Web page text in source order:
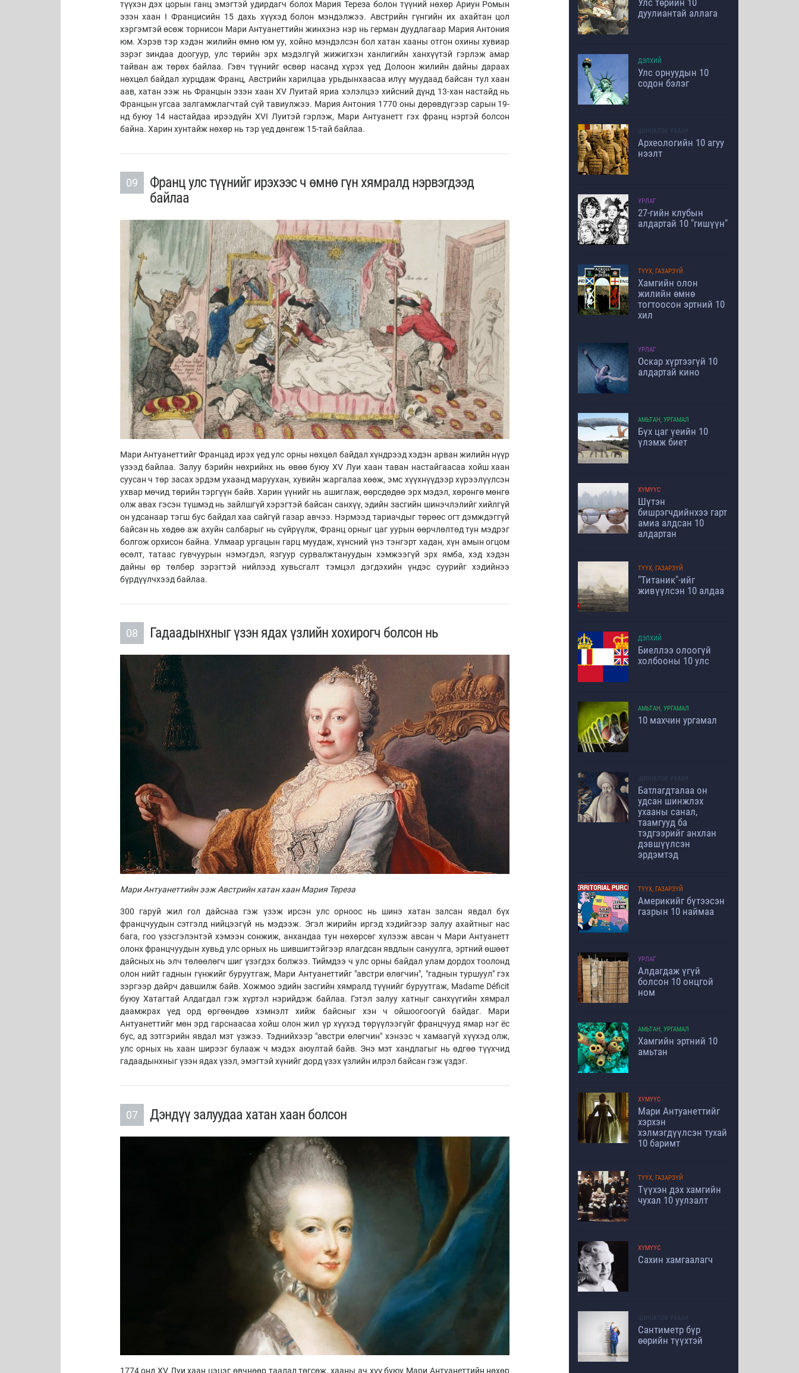
түүхэн дэх цорын ганц эмэгтэй удирдагч болох Мария Тереза болон түүний нөхөр Ариун Ромын
эзэн хаан I Францисийн 15 дахь хүүхэд болон мэндэлжээ. Австрийн гүнгийн их ахайтан цол
хэргэмтэй өсөж торнисон Мари Антуанеттийн жинхэнэ нэр нь герман дуудлагаар Мария Антония
юм. Хэрэв тэр хэдэн жилийн өмнө юм уу, хойно мэндэлсэн бол хатан хааны отгон охины хувиар
зэрэг зиндаа доогуур, улс төрийн эрх мэдэлгүй жижигхэн ханлигийн ханхүүтэй гэрлэж амар
тайван аж төрөх байлаа. Гэвч түүнийг өсвөр насанд хүрэх үед Долоон жилийн дайны дараах
нөхцөл байдал хурцдаж Франц, Австрийн харилцаа урьдынхаасаа илүү муудаад байсан тул хаан
аав, хатан ээж нь Францын эзэн хаан XV Луитай яриа хэлэлцээ хийсний дүнд 13-хан настайд нь
Францын угсаа залгамжлагчтай сүй тавиулжээ. Мария Антония 1770 оны дөрөвдүгээр сарын 19-
нд буюу 14 настайдаа ирээдүйн XVI Луитэй гэрлэж, Мари Антуанетт гэх франц нэртэй болсон
байна. Харин хунтайж нөхөр нь тэр үед дөнгөж 15-тай байлаа.
09
Франц улс түүнийг ирэхээс ч өмнө гүн хямралд нэрвэгдээд
байлаа
Мари Антуанеттийг Францад ирэх үед улс орны нөхцөл байдал хүндрээд хэдэн арван жилийн нүүр
үзээд байлаа. Залуу бэрийн нөхрийнх нь өвөө буюу XV Луи хаан таван настайгаасаа хойш хаан
суусан ч төр засах эрдэм ухаанд маруухан, хувийн жаргалаа хөөж, эмс хүүхнүүдээр хүрээлүүлсэн
ухвар мөчид төрийн тэргүүн байв. Харин үүнийг нь ашиглаж, өөрсдөдөө эрх мэдэл, хөрөнгө мөнгө
олж авах гэсэн түшмэд нь зайлшгүй хэрэгтэй байсан санхүү, эдийн засгийн шинэчлэлийг хийлгүй
он удсанаар тэгш бус байдал хаа сайгүй газар авчээ. Нэрмээд тариачдыг төрөөс огт дэмждэггүй
байсан нь хөдөө аж ахуйн салбарыг нь сүйрүүлж, Франц орныг цаг уурын өөрчлөлтөд тун мэдрэг
болгож орхисон байна. Улмаар ургацын гарц муудаж, хүнсний үнэ тэнгэрт хадан, хүн амын огцом
өсөлт, татаас гувчуурын нэмэгдэл, язгуур сурвалжтануудын хэмжээгүй эрх ямба, хэд хэдэн
дайны өр төлбөр зэрэгтэй нийлээд хувьсгалт тэмцэл дэгдэхийн үндэс суурийг хэдийнээ
бүрдүүлчхээд байлаа.
08 Гадаадынхныг үзэн ядах үзлийн хохирогч болсон нь
Мари Антуанеттийн ээж Австрийн хатан хаан Мария Тереза
300 гаруй жил гол дайснаа гэж үзэж ирсэн улс орноос нь шинэ хатан залсан явдал бүх
францчуудын сэтгэлд нийцээгүй нь мэдээж. Эгэл жирийн иргэд хэдийгээр залуу ахайтныг нас
бага, гоо үзэсгэлэнтэй хэмээн сонжиж, анхандаа тун нөхөрсөг хүлээж авсан ч Мари Антуанетт
олонх францчуудын хувьд улс орных нь шившигтэйгээр ялагдсан явдлын сануулга, эртний өшөөт
дайсных нь элч төлөөлөгч шиг үзэгдэх болжээ. Тиймдээ ч улс орны байдал улам дордох тоолонд
олон нийт гаднын гүнжийг буруутгаж, Мари Антуанеттийг "австри өлөгчин", "гаднын туршуул" гэх
зэргээр дайрч давшилж байв. Хожмоо эдийн засгийн хямралд түүнийг буруутгаж, Madame Déficit
буюу Хатагтай Алдагдал гэж хүртэл нэрийдэж байлаа. Гэтэл залуу хатныг санхүүгийн хямрал
даамжрах үед орд өргөөндөө хэмнэлт хийж байсныг хэн ч ойшоогоогүй байдаг. Мари
Антуанеттийг мөн эрд гарснаасаа хойш олон жил үр хүүхэд төрүүлээгүйг францчууд ямар нэг ёс
бус, ад зэтгэрийн явдал мэт үзжээ. Тэднийхээр "австри өлөгчин" хэнээс ч хамаагүй хүүхэд олж,
улс орных нь хаан ширээг булааж ч мэдэх аюултай байв. Энэ мэт хандлагыг нь өдгөө түүхчид
гадаадынхныг үзэн ядах үзэл, эмэгтэй хүнийг дорд үзэх үзлийн илрэл байсан гэж үздэг.
07 Дэндүү залуудаа хатан хаан болсон
1774 онд XV Луи хаан цэцэг өвчнөөр таалал төгсөж, хааны ач хүү буюу Мари Антуанеттийн нөхөр
Улс төрийн 10
дуулиантай аллага
ДЭЛХИЙ
Улс орнуудын 10
содон бэлэг
ШИНЖЛЭХ УХААН
Археологийн 10 агуу
нээлт
УРЛАГ
27-гийн клубын
алдартай 10 "гишүүн"
ТҮҮХ, ГАЗАРЗҮЙ
Хамгийн олон
жилийн өмнө
тогтоосон эртний 10
хил
УРЛАГ
Оскар хүртээгүй 10
алдартай кино
АМЬТАН, УРГАМАЛ
Бүх цаг үеийн 10
үлэмж биет
ХҮМҮҮС
Шүтэн
бишрэгчдийнхээ гарт
амиа алдсан 10
алдартан
ТҮҮХ, ГАЗАРЗҮЙ
"Титаник"-ийг
живүүлсэн 10 алдаа
ДЭЛХИЙ
Биеллээ олоогүй
холбооны 10 улс
АМЬТАН, УРГАМАЛ
10 махчин ургамал
ШИНЖЛЭХ УХААН
Батлагдталаа он
удсан шинжлэх
ухааны санал,
таамгууд ба
тэдгээрийг анхлан
дэвшүүлсэн
эрдэмтэд
ТҮҮХ, ГАЗАРЗҮЙ
Америкийг бүтээсэн
газрын 10 наймаа
УРЛАГ
Алдагдаж үгүй
болсон 10 онцгой
ном
АМЬТАН, УРГАМАЛ
Хамгийн эртний 10
амьтан
ХҮМҮҮС
Мари Антуанеттийг
хэрхэн
хэлмэгдүүлсэн тухай
10 баримт
ТҮҮХ, ГАЗАРЗҮЙ
Түүхэн дэх хамгийн
чухал 10 уулзалт
ХҮМҮҮС
Сахин хамгаалагч
ШИНЖЛЭХ УХААН
Сантиметр бүр
өөрийн түүхтэй